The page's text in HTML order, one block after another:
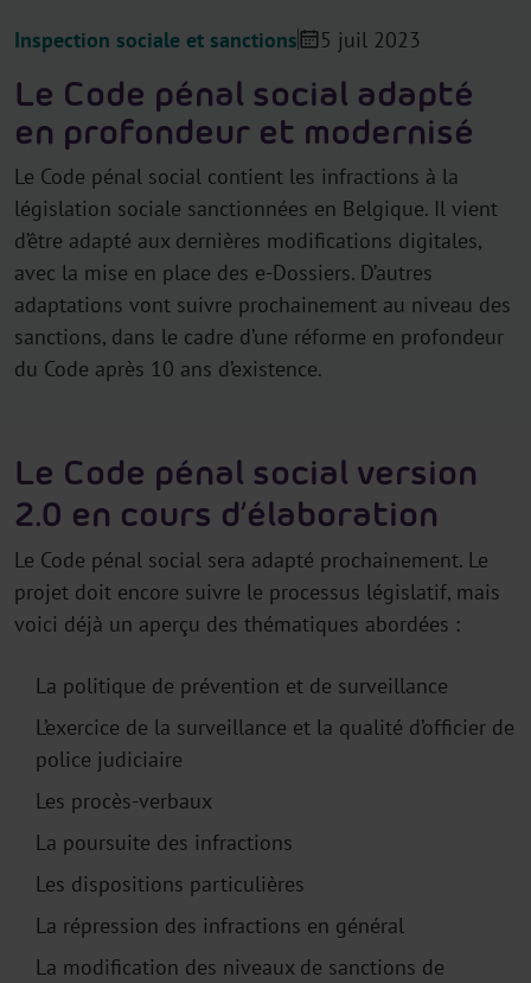
Inspection sociale et sanctions 5 juil 2023
Le Code pénal social adapté
en profondeur et modernisé
Le Code pénal social contient les infractions à la
législation sociale sanctionnées en Belgique. Il vient
d’être adapté aux dernières modifications digitales,
avec la mise en place des e-Dossiers. D’autres
adaptations vont suivre prochainement au niveau des
sanctions, dans le cadre d’une réforme en profondeur
du Code après 10 ans d’existence.
Le Code pénal social version
2.0 en cours d’élaboration
Le Code pénal social sera adapté prochainement. Le
projet doit encore suivre le processus législatif, mais
voici déjà un aperçu des thématiques abordées :
La politique de prévention et de surveillance
L’exercice de la surveillance et la qualité d’officier de
police judiciaire
Les procès-verbaux
La poursuite des infractions
Les dispositions particulières
La répression des infractions en général
La modification des niveaux de sanctions de